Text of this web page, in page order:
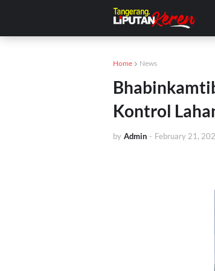
Home News
Kontrol
by Admin - February 21,